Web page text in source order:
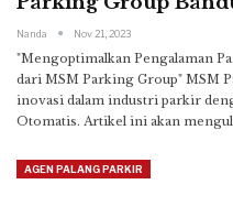
Nanda Nov 21, 2023
"Mengoptimalkan Pengalaman
dari MSM Parking Group" MSM
inovasi dalam industri parkir
Otomatis. Artikel ini akan
AGEN PALANG PARKIR